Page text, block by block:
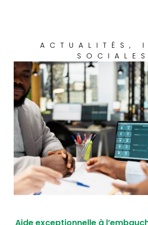
ACTUALITÉS ,
SOCIALES